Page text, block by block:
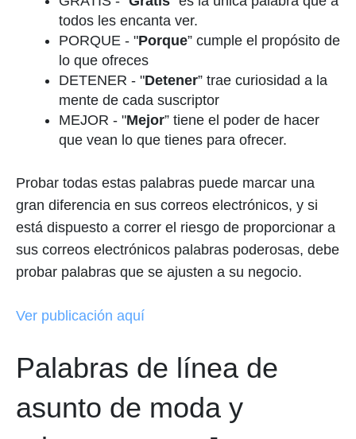
todos les encanta ver.
PORQUE - "Porque” cumple el propósito de
lo que ofreces
DETENER - "Detener” trae curiosidad a la
mente de cada suscriptor
MEJOR - "Mejor” tiene el poder de hacer
que vean lo que tienes para ofrecer.
Probar todas estas palabras puede marcar una
gran diferencia en sus correos electrónicos, y si
está dispuesto a correr el riesgo de proporcionar a
sus correos electrónicos palabras poderosas, debe
probar palabras que se ajusten a su negocio.
Ver publicación aquí
Palabras de línea de
asunto de moda y